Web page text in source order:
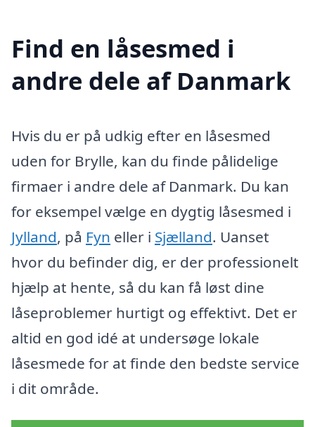
Find en låsesmed i
andre dele af Danmark
Hvis du er på udkig efter en låsesmed
uden for Brylle, kan du finde pålidelige
firmaer i andre dele af Danmark. Du kan
for eksempel vælge en dygtig låsesmed i
Jylland, på Fyn eller i Sjælland. Uanset
hvor du befinder dig, er der professionelt
hjælp at hente, så du kan få løst dine
låseproblemer hurtigt og effektivt. Det er
altid en god idé at undersøge lokale
låsesmede for at finde den bedste service
i dit område.